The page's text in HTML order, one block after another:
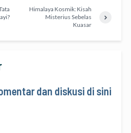
Himalaya Kosmik: Kisah
Misterius Sebelas
Kuasar
dan diskusi di sini